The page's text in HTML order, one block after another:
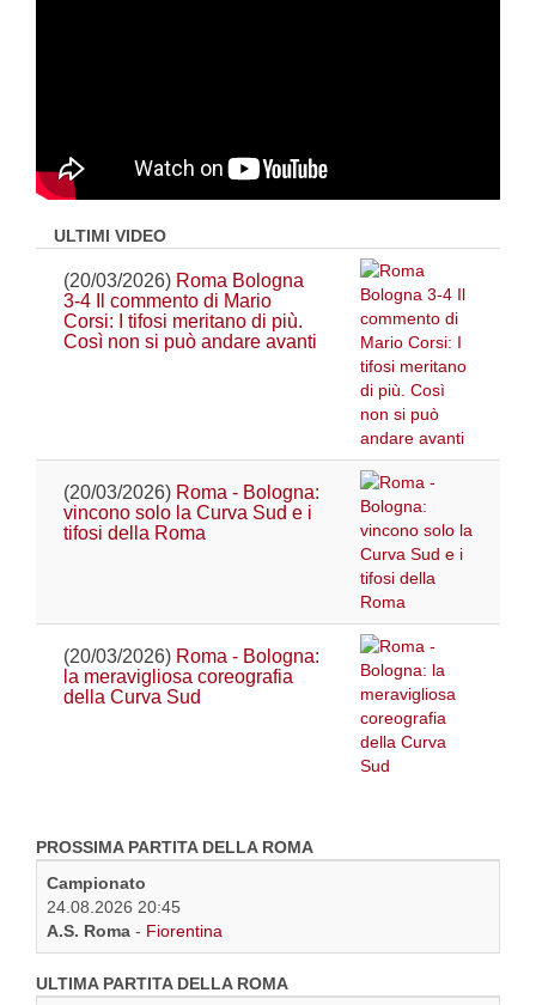
ULTIMI VIDEO
(20/03/2026) Roma Bologna
3-4 Il commento di Mario
Corsi: I tifosi meritano di più.
Così non si può andare avanti
(20/03/2026) Roma - Bologna:
vincono solo la Curva Sud e i
tifosi della Roma
(20/03/2026) Roma - Bologna:
la meravigliosa coreografia
della Curva Sud
PROSSIMA PARTITA DELLA ROMA
Campionato
24.08.2026 20:45
A.S. Roma - Fiorentina
ULTIMA PARTITA DELLA ROMA